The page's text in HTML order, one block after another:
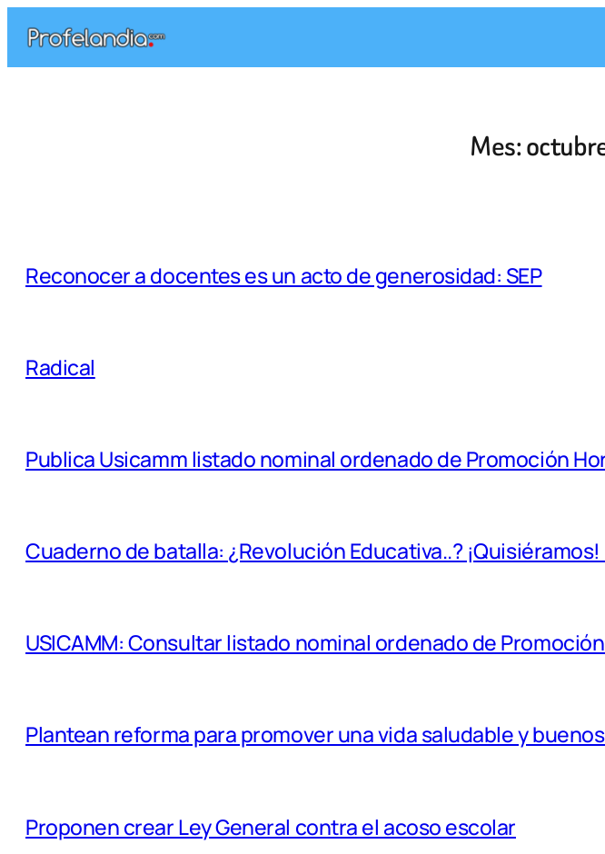
contenido
Mes:
Reconocer a docentes es un acto de generosidad: SEP
Radical
Publica Usicamm listado nominal ordenado de Promoción
Cuaderno de batalla: ¿Revolución Educativa..? ¡Quisiéramos!
USICAMM: Consultar listado nominal ordenado de
Plantean reforma para promover una vida saludable y
Proponen crear Ley General contra el acoso escolar